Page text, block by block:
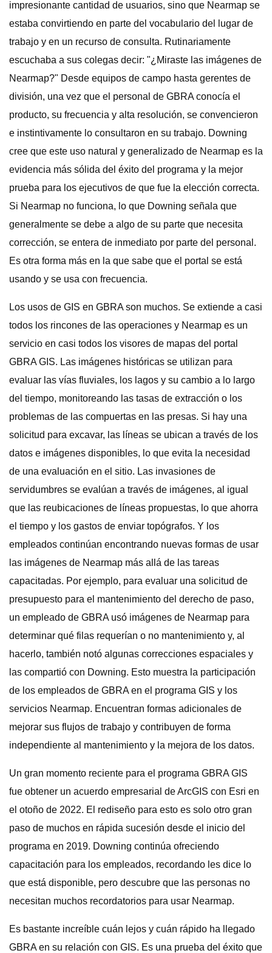
impresionante cantidad de usuarios, sino que Nearmap se
estaba convirtiendo en parte del vocabulario del lugar de
trabajo y en un recurso de consulta. Rutinariamente
escuchaba a sus colegas decir: "¿Miraste las imágenes de
Nearmap?" Desde equipos de campo hasta gerentes de
división, una vez que el personal de GBRA conocía el
producto, su frecuencia y alta resolución, se convencieron
e instintivamente lo consultaron en su trabajo. Downing
cree que este uso natural y generalizado de Nearmap es la
evidencia más sólida del éxito del programa y la mejor
prueba para los ejecutivos de que fue la elección correcta.
Si Nearmap no funciona, lo que Downing señala que
generalmente se debe a algo de su parte que necesita
corrección, se entera de inmediato por parte del personal.
Es otra forma más en la que sabe que el portal se está
usando y se usa con frecuencia.
Los usos de GIS en GBRA son muchos. Se extiende a casi
todos los rincones de las operaciones y Nearmap es un
servicio en casi todos los visores de mapas del portal
GBRA GIS. Las imágenes históricas se utilizan para
evaluar las vías fluviales, los lagos y su cambio a lo largo
del tiempo, monitoreando las tasas de extracción o los
problemas de las compuertas en las presas. Si hay una
solicitud para excavar, las líneas se ubican a través de los
datos e imágenes disponibles, lo que evita la necesidad
de una evaluación en el sitio. Las invasiones de
servidumbres se evalúan a través de imágenes, al igual
que las reubicaciones de líneas propuestas, lo que ahorra
el tiempo y los gastos de enviar topógrafos. Y los
empleados continúan encontrando nuevas formas de usar
las imágenes de Nearmap más allá de las tareas
capacitadas. Por ejemplo, para evaluar una solicitud de
presupuesto para el mantenimiento del derecho de paso,
un empleado de GBRA usó imágenes de Nearmap para
determinar qué filas requerían o no mantenimiento y, al
hacerlo, también notó algunas correcciones espaciales y
las compartió con Downing. Esto muestra la participación
de los empleados de GBRA en el programa GIS y los
servicios Nearmap. Encuentran formas adicionales de
mejorar sus flujos de trabajo y contribuyen de forma
independiente al mantenimiento y la mejora de los datos.
Un gran momento reciente para el programa GBRA GIS
fue obtener un acuerdo empresarial de ArcGIS con Esri en
el otoño de 2022. El rediseño para esto es solo otro gran
paso de muchos en rápida sucesión desde el inicio del
programa en 2019. Downing continúa ofreciendo
capacitación para los empleados, recordando les dice lo
que está disponible, pero descubre que las personas no
necesitan muchos recordatorios para usar Nearmap.
Es bastante increíble cuán lejos y cuán rápido ha llegado
GBRA en su relación con GIS. Es una prueba del éxito que